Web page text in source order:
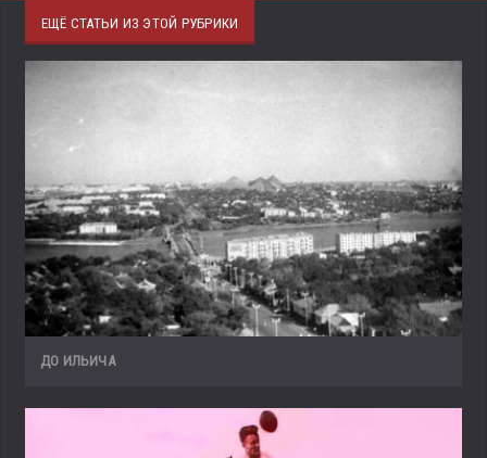
ЕЩЁ СТАТЬИ ИЗ ЭТОЙ РУБРИКИ
ДО ИЛЬИЧА